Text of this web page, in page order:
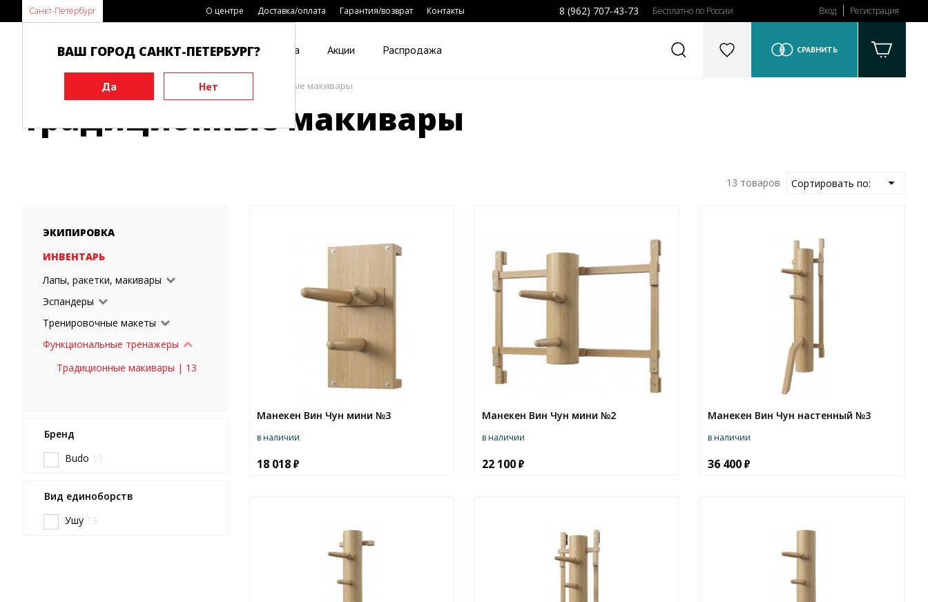
Санкт-Петербург О центре Доставка/оплата Гарантия/возврат Контакты 8 (962) 707-43-73 Бесплатно по России Вход Регистрация
Каталог Виды спорта Акции Распродажа СРАВНИТЬ
ВАШ ГОРОД САНКТ-ПЕТЕРБУРГ?
Функциональные тренажеры Традиционные макивары
Традиционные макивары
13 товаров
ЭКИПИРОВКА
ИНВЕНТАРЬ
Лапы, ракетки, макивары
Эспандеры
Тренировочные макеты
Функциональные тренажеры
Традиционные макивары | 13
Бренд
Budo 13
Вид единоборств
Ушу 13
Манекен Вин Чун мини №3
в наличии
18 018
Манекен Вин Чун мини №2
в наличии
22 100
Манекен Вин Чун настенный №3
в наличии
36 400